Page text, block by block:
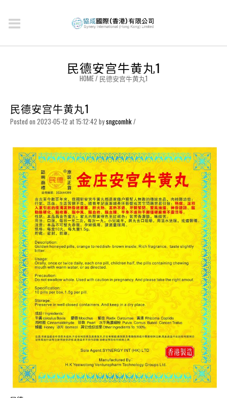
民德安宫牛黄丸1
HOME/ 民德安宫牛黄丸1
民德安宫牛黄丸1
Posted on 2023-05-12 at 15:12:42 bysngcomhk/